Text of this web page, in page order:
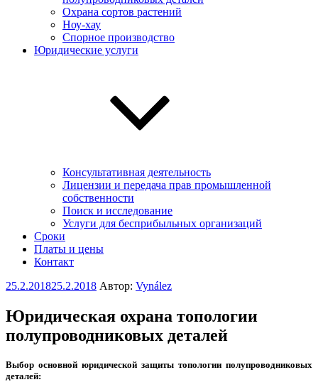
Охрана сортов растений
Ноу-хау
Спорное производство
Юридические услуги
Консультативная деятельность
Лицензии и передача прав промышленной
собственности
Поиск и исследование
Услуги для беcприбыльных организаций
Сроки
Платы и цены
Контакт
Опубликовано
25.2.201825.2.2018 Автор: Vynález
Юридическая охрана топологии
полупроводниковых деталей
Выбор основной юридической защиты топологии полупроводниковых
деталей: